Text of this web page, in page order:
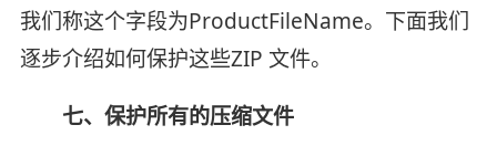
我们称这个字段为ProductFileName。下面我们
逐步介绍如何保护这些ZIP 文件。
七、保护所有的压缩文件